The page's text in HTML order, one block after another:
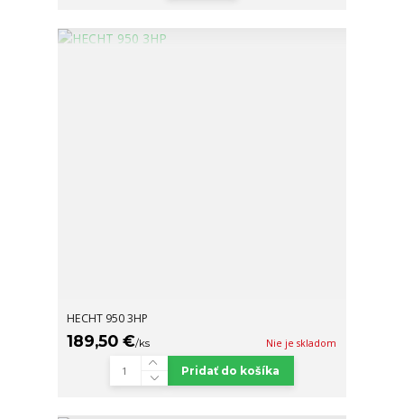
HECHT 950 3HP
189,50 €/ks Nie je skladom
Pridať do košíka